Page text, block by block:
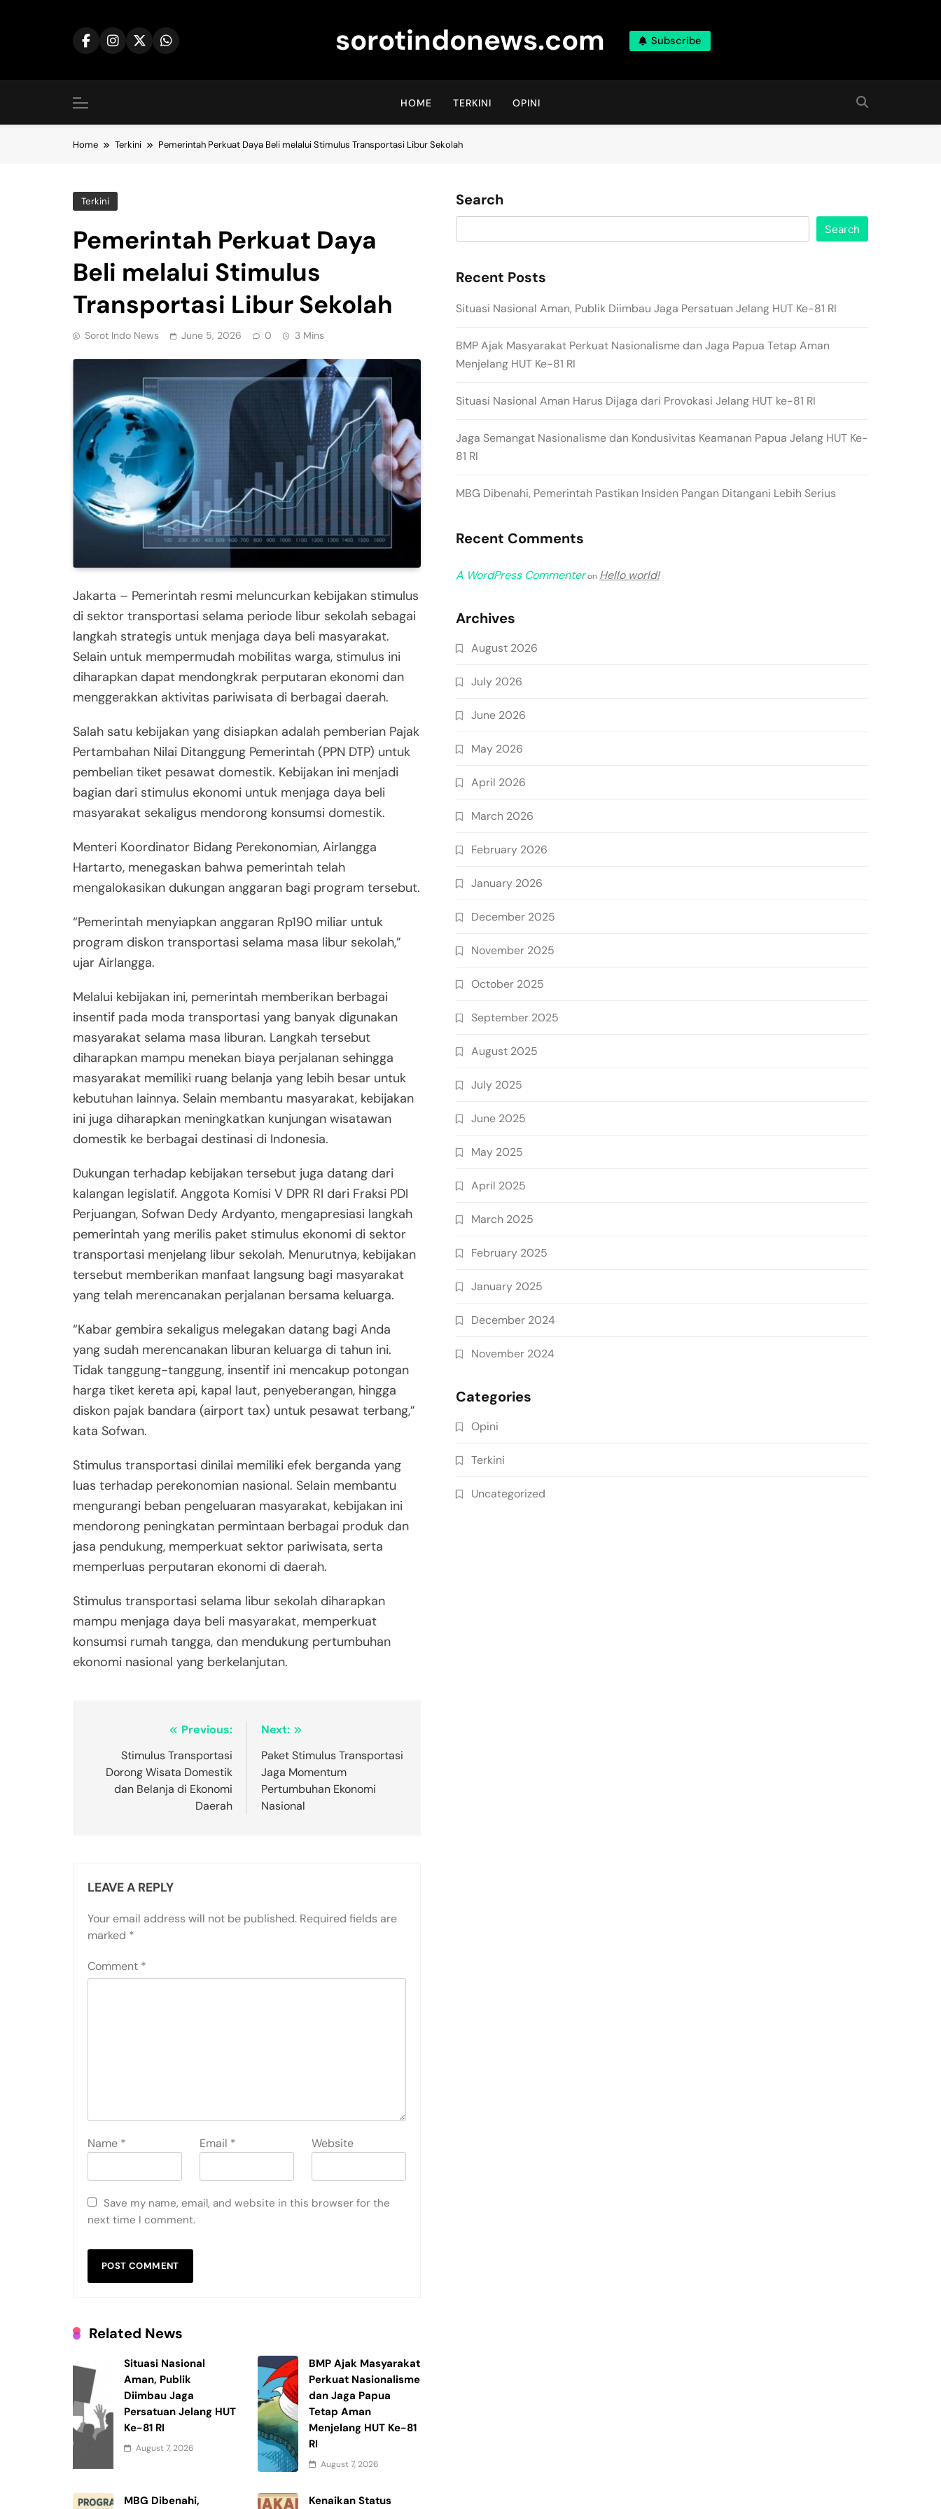
sorotindonews.com Subscribe
HOME TERKINI OPINI
Home Terkini Pemerintah Perkuat Daya Beli melalui Stimulus Transportasi Libur Sekolah
Terkini
Pemerintah Perkuat Daya
Beli melalui Stimulus
Transportasi Libur Sekolah
Sorot Indo News June 5, 2026 0 3 Mins
Jakarta – Pemerintah resmi meluncurkan kebijakan stimulus
di sektor transportasi selama periode libur sekolah sebagai
langkah strategis untuk menjaga daya beli masyarakat.
Selain untuk mempermudah mobilitas warga, stimulus ini
diharapkan dapat mendongkrak perputaran ekonomi dan
menggerakkan aktivitas pariwisata di berbagai daerah.
Salah satu kebijakan yang disiapkan adalah pemberian Pajak
Pertambahan Nilai Ditanggung Pemerintah (PPN DTP) untuk
pembelian tiket pesawat domestik. Kebijakan ini menjadi
bagian dari stimulus ekonomi untuk menjaga daya beli
masyarakat sekaligus mendorong konsumsi domestik.
Menteri Koordinator Bidang Perekonomian, Airlangga
Hartarto, menegaskan bahwa pemerintah telah
mengalokasikan dukungan anggaran bagi program tersebut.
“Pemerintah menyiapkan anggaran Rp190 miliar untuk
program diskon transportasi selama masa libur sekolah,”
ujar Airlangga.
Melalui kebijakan ini, pemerintah memberikan berbagai
insentif pada moda transportasi yang banyak digunakan
masyarakat selama masa liburan. Langkah tersebut
diharapkan mampu menekan biaya perjalanan sehingga
masyarakat memiliki ruang belanja yang lebih besar untuk
kebutuhan lainnya. Selain membantu masyarakat, kebijakan
ini juga diharapkan meningkatkan kunjungan wisatawan
domestik ke berbagai destinasi di Indonesia.
Dukungan terhadap kebijakan tersebut juga datang dari
kalangan legislatif. Anggota Komisi V DPR RI dari Fraksi PDI
Perjuangan, Sofwan Dedy Ardyanto, mengapresiasi langkah
pemerintah yang merilis paket stimulus ekonomi di sektor
transportasi menjelang libur sekolah. Menurutnya, kebijakan
tersebut memberikan manfaat langsung bagi masyarakat
yang telah merencanakan perjalanan bersama keluarga.
“Kabar gembira sekaligus melegakan datang bagi Anda
yang sudah merencanakan liburan keluarga di tahun ini.
Tidak tanggung-tanggung, insentif ini mencakup potongan
harga tiket kereta api, kapal laut, penyeberangan, hingga
diskon pajak bandara (airport tax) untuk pesawat terbang,”
kata Sofwan.
Stimulus transportasi dinilai memiliki efek berganda yang
luas terhadap perekonomian nasional. Selain membantu
mengurangi beban pengeluaran masyarakat, kebijakan ini
mendorong peningkatan permintaan berbagai produk dan
jasa pendukung, memperkuat sektor pariwisata, serta
memperluas perputaran ekonomi di daerah.
Stimulus transportasi selama libur sekolah diharapkan
mampu menjaga daya beli masyarakat, memperkuat
konsumsi rumah tangga, dan mendukung pertumbuhan
ekonomi nasional yang berkelanjutan.
navigation
Previous:
Stimulus Transportasi
Dorong Wisata Domestik
dan Belanja di Ekonomi
Daerah
Next:
Paket Stimulus Transportasi
Jaga Momentum
Pertumbuhan Ekonomi
Nasional
LEAVE A REPLY
Your email address will not be published. Required fields are
marked *
Comment *
Name * Email * Website
Save my name, email, and website in this browser for the
next time I comment.
Related News
Situasi Nasional
Aman, Publik
Diimbau Jaga
Persatuan Jelang HUT
Ke-81 RI
August 7, 2026
BMP Ajak Masyarakat
Perkuat Nasionalisme
dan Jaga Papua
Tetap Aman
Menjelang HUT Ke-81
RI
August 7, 2026
MBG Dibenahi, Kenaikan Status
Search
Search
Recent Posts
Situasi Nasional Aman, Publik Diimbau Jaga Persatuan Jelang HUT Ke-81 RI
BMP Ajak Masyarakat Perkuat Nasionalisme dan Jaga Papua Tetap Aman
Menjelang HUT Ke-81 RI
Situasi Nasional Aman Harus Dijaga dari Provokasi Jelang HUT ke-81 RI
Jaga Semangat Nasionalisme dan Kondusivitas Keamanan Papua Jelang HUT Ke-
81 RI
MBG Dibenahi, Pemerintah Pastikan Insiden Pangan Ditangani Lebih Serius
Recent Comments
A WordPress Commenteron Hello world!
Archives
August 2026
July 2026
June 2026
May 2026
April 2026
March 2026
February 2026
January 2026
December 2025
November 2025
October 2025
September 2025
August 2025
July 2025
June 2025
May 2025
April 2025
March 2025
February 2025
January 2025
December 2024
November 2024
Categories
Opini
Terkini
Uncategorized